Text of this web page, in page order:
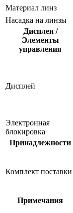
Материал линз
Насадка на линзы
Дисплеи /
Элементы
управления
Дисплей
Электронная
блокировка
Принадлежности
Комплект поставки
Примечания